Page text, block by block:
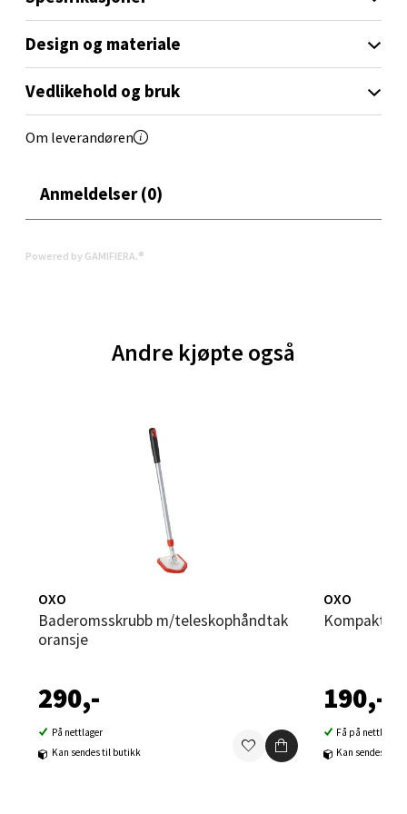
Design og materiale
Vedlikehold og bruk
Om leverandøren
Anmeldelser (0)
Powered by GAMIFIERA.®
Andre kjøpte også
OXO
Baderomsskrubb m/teleskophåndtak
oransje
290,-
På nettlager
Kan sendes til butikk
OXO
Kompakt
190,-
Få på nettlager
Kan sendes til
Oppdal - Aunasenteret
Aunasenteret, Sunndalsvegen 3, 7340 Oppdal
Åpent i dag 10-18
Thon Senter Orkanger, Orkdalsveien 113, 7300
Sandvika - Thon Senter Sandvika
Brodtkorbsgate 7, 1338 Sandvika
Åpent i dag 09-19
Velg